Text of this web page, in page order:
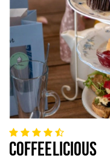
COFFEELICIOUS